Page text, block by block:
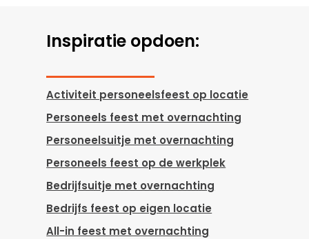
Inspiratie opdoen:
Activiteit personeelsfeest op locatie
Personeels feest met overnachting
Personeelsuitje met overnachting
Personeels feest op de werkplek
Bedrijfsuitje met overnachting
Bedrijfs feest op eigen locatie
All-in feest met overnachting